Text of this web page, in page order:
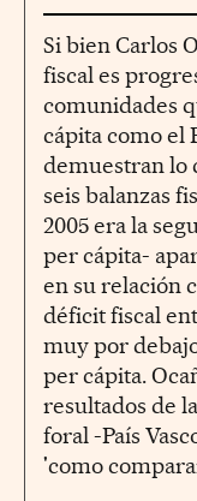
Si bien Carlos
fiscal es
comunidades
cápita como el
demuestran lo
seis balanzas
2005 era la
per cápita-
en su relación
déficit fiscal
muy por
per cápita.
resultados de
foral -País
'como